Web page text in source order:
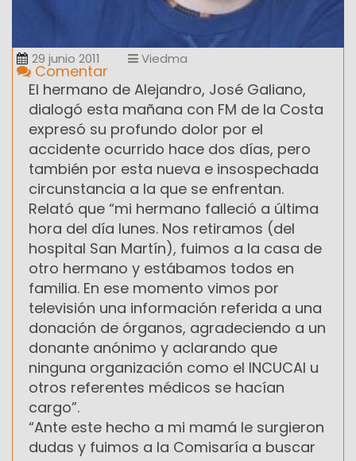
29 junio 2011 Viedma
Comentar
El hermano de Alejandro, José Galiano,
dialogó esta mañana con FM de la Costa
expresó su profundo dolor por el
accidente ocurrido hace dos días, pero
también por esta nueva e insospechada
circunstancia a la que se enfrentan.
Relató que “mi hermano falleció a última
hora del día lunes. Nos retiramos (del
hospital San Martín), fuimos a la casa de
otro hermano y estábamos todos en
familia. En ese momento vimos por
televisión una información referida a una
donación de órganos, agradeciendo a un
donante anónimo y aclarando que
ninguna organización como el INCUCAI u
otros referentes médicos se hacían
cargo”.
“Ante este hecho a mi mamá le surgieron
dudas y fuimos a la Comisaría a buscar